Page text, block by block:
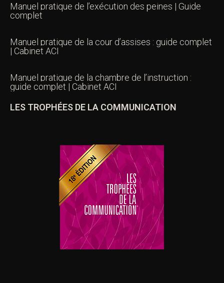
Manuel pratique de l’exécution des peines | Guide
complet
Manuel pratique de la cour d’assises : guide complet
| Cabinet ACI
Manuel pratique de la chambre de l’instruction :
guide complet | Cabinet ACI
LES TROPHÉES DE LA COMMUNICATION